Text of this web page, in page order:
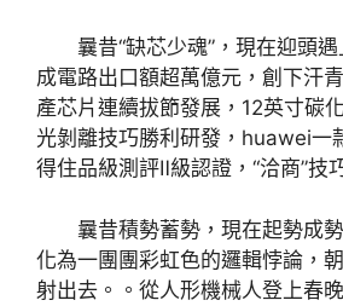
曩昔“缺芯少魂”，現在迎頭
成電路出口額超萬億元，創下汗
產芯片連續拔節發展，12英寸碳
光剝離技巧勝利研發，huawei一
得住品級測評Ⅱ級認證，“洽商”技
曩昔積勢蓄勢，現在起勢成
化為一團團彩虹色的邏輯悖論，
射出去。。從人形機械人登上春晚